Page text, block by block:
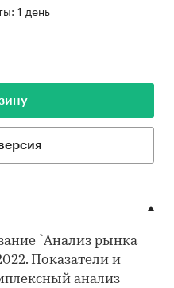
1 день
`Анализ рынка
Показатели и
анализ